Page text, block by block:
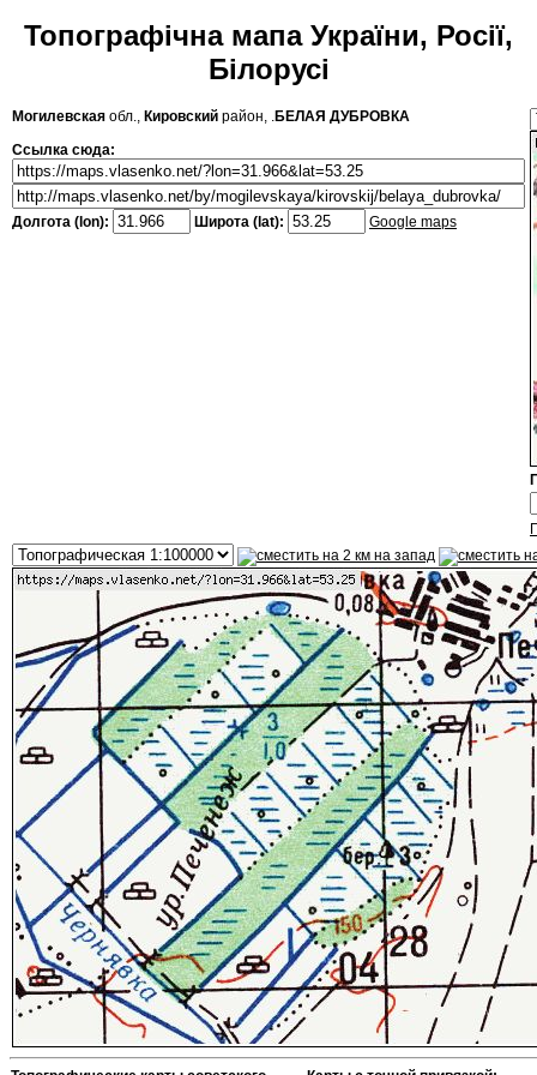
Топографічна мапа України, Росії,
Білорусі
Могилевская обл., Кировский район, .БЕЛАЯ ДУБРОВКА
Ссылка сюда:
Долгота (lon): Широта (lat): Google maps